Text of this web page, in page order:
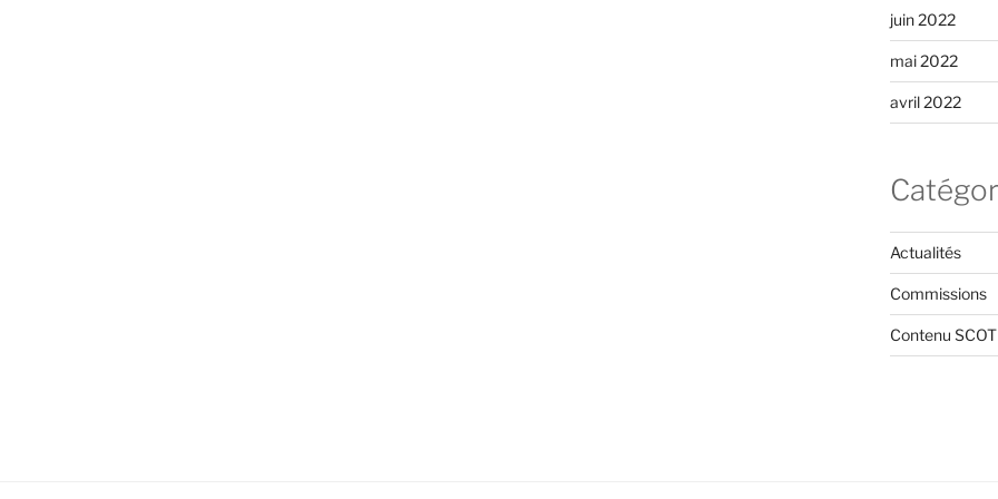
juin 2022
mai 2022
avril 2022
Actualités
Commissions
Contenu SCOT